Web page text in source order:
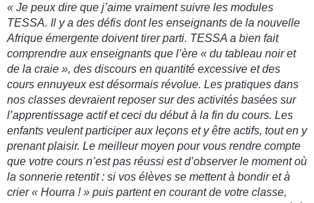
« Je peux dire que j’aime vraiment suivre les modules
TESSA. Il y a des défis dont les enseignants de la nouvelle
Afrique émergente doivent tirer parti. TESSA a bien fait
comprendre aux enseignants que l’ère « du tableau noir et
de la craie », des discours en quantité excessive et des
cours ennuyeux est désormais révolue. Les pratiques dans
nos classes devraient reposer sur des activités basées sur
l’apprentissage actif et ceci du début à la fin du cours. Les
enfants veulent participer aux leçons et y être actifs, tout en y
prenant plaisir. Le meilleur moyen pour vous rendre compte
que votre cours n’est pas réussi est d’observer le moment où
la sonnerie retentit : si vos élèves se mettent à bondir et à
crier « Hourra ! » puis partent en courant de votre classe,